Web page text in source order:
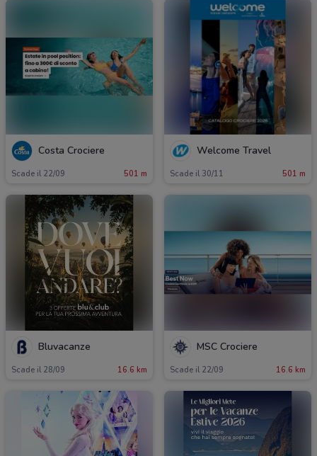
Costa Crociere
Scade il 22/09 501 m
Welcome Travel
Scade il 30/11 501 m
Bluvacanze
Scade il 28/09 16.6 km
MSC Crociere
Scade il 22/09 16.6 km